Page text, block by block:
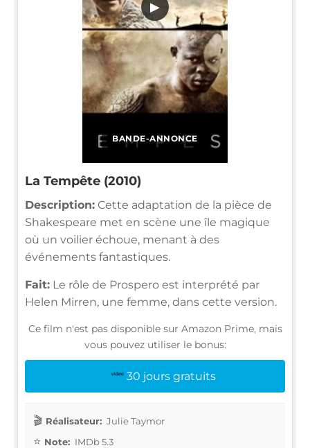
BANDE-ANNONCE
▶
La Tempête (2010)
Description: Cette adaptation de la pièce de
Shakespeare met en scène une île magique
où un voilier échoue, menant à des
événements fantastiques.
Fait: Le rôle de Prospero est interprété par
Helen Mirren, une femme, dans cette version.
Ce film n'est pas disponible sur Amazon Prime, mais
vous pouvez utiliser le bonus:
30 jours gratuits
Réalisateur: Julie Taymor
Note: IMDb 5.3